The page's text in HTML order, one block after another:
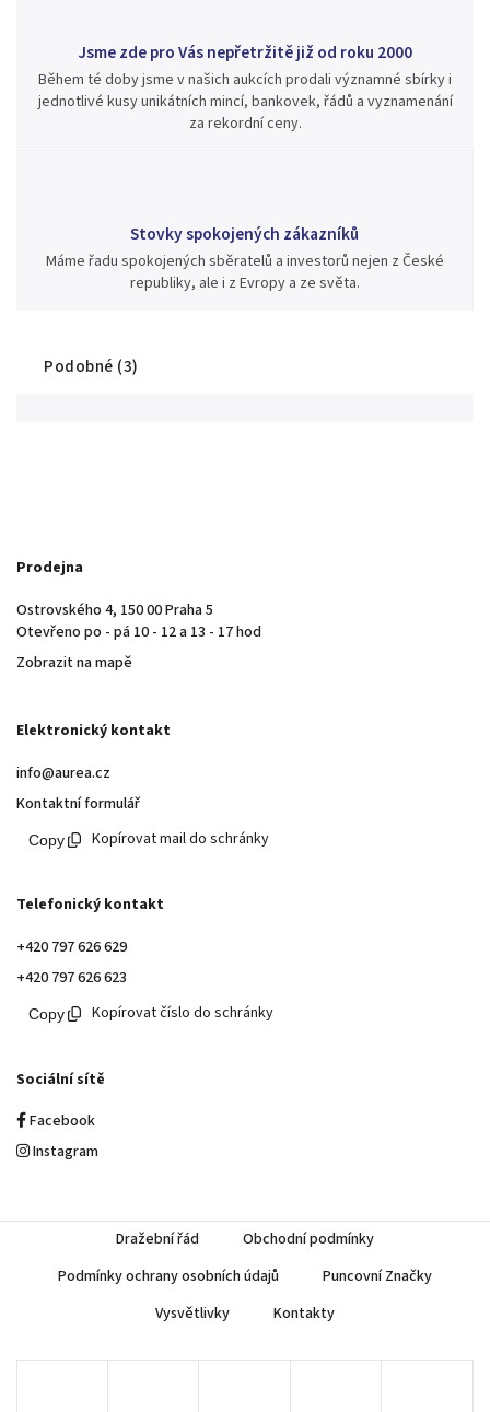
Jsme zde pro Vás nepřetržitě již od roku 2000
Během té doby jsme v našich aukcích prodali významné sbírky i
jednotlivé kusy unikátních mincí, bankovek, řádů a vyznamenání
za rekordní ceny.
Stovky spokojených zákazníků
Máme řadu spokojených sběratelů a investorů nejen z České
republiky, ale i z Evropy a ze světa.
Podobné (3)
Prodejna
Ostrovského 4, 150 00 Praha 5
Otevřeno po - pá 10 - 12 a 13 - 17 hod
Zobrazit na mapě
Elektronický kontakt
info@aurea.cz
Kontaktní formulář
Kopírovat mail do schránky
Telefonický kontakt
+420 797 626 629
+420 797 626 623
Kopírovat číslo do schránky
Sociální sítě
Facebook
Instagram
Dražební řád
Obchodní podmínky
Podmínky ochrany osobních údajů
Puncovní Značky
Vysvětlivky
Kontakty